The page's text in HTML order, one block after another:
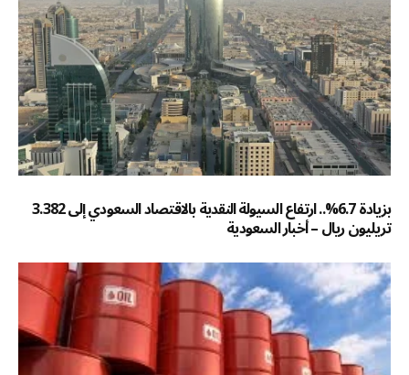
بزيادة 6.7%.. ارتفاع السيولة النقدية بالاقتصاد السعودي إلى 3.382
تريليون ريال – أخبار السعودية